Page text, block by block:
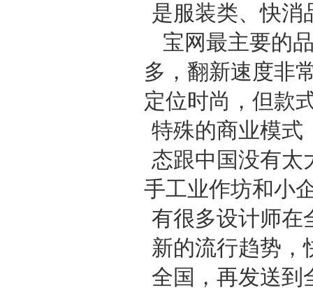
是服装类、快消
宝网最主要的
多，翻新速度非
定位时尚，但款
特殊的商业模式
态跟中国没有太
手工业作坊和小
有很多设计师在
新的流行趋势，
全国，再发送到